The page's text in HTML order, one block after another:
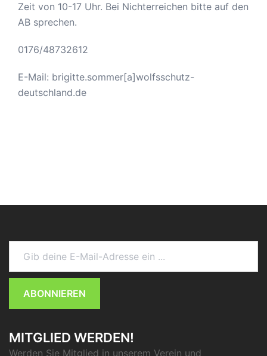
Zeit von 10-17 Uhr. Bei Nichterreichen bitte auf den
AB sprechen.
0176/48732612
E-Mail: brigitte.sommer[a]wolfsschutz-
deutschland.de
Gib deine E-Mail-Adresse ein ...
ABONNIEREN
MITGLIED WERDEN!
Werden Sie Mitglied in unserem Verein und